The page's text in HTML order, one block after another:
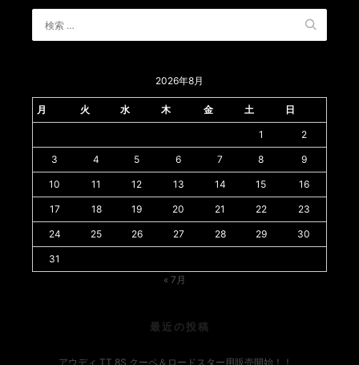
2026年8月
月 火 水 木 金 土 日
1 2
3 4 5 6 7 8 9
10 11 12 13 14 15 16
17 18 19 20 21 22 23
24 25 26 27 28 29 30
31
« 7月
最近の投稿
アウディ TT 8S クーペ＆ロードスター用販売開始！！